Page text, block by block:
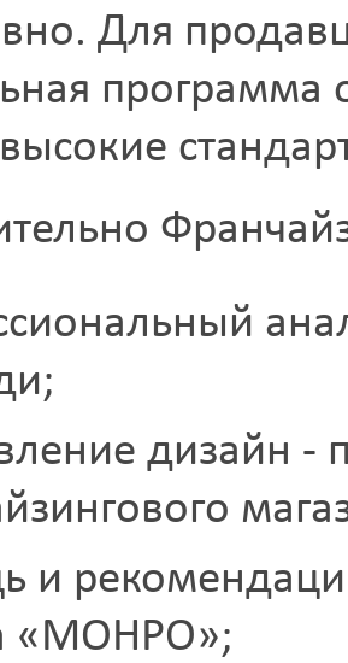
Для
дизайн -
и
«МОНРО»;